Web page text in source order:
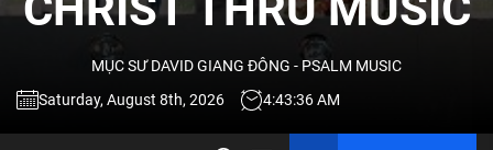
NHẠC
MỤC SƯ DAVID GIANG ĐÔNG - PSALM MUSIC
Saturday, August 8th, 2026
4:43:36 AM